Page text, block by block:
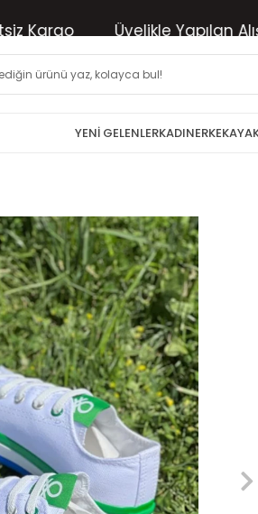
Üyelikle Yapılan
YENİ GELENLERKADINERKEK